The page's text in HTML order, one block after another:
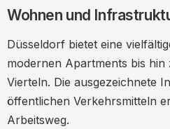
Wohnen und
Düsseldorf bietet eine
modernen Apartments bis
Vierteln. Die ausgezeichnete
öffentlichen Verkehrsmitteln
Arbeitsweg.